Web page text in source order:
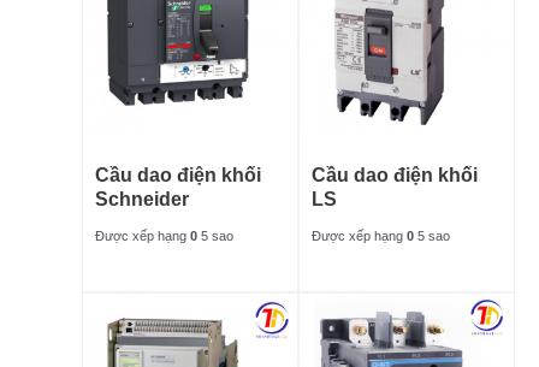
Cầu dao điện khối
Schneider
Được xếp hạng 0 5 sao
Cầu dao điện khối
LS
Được xếp hạng 0 5 sao